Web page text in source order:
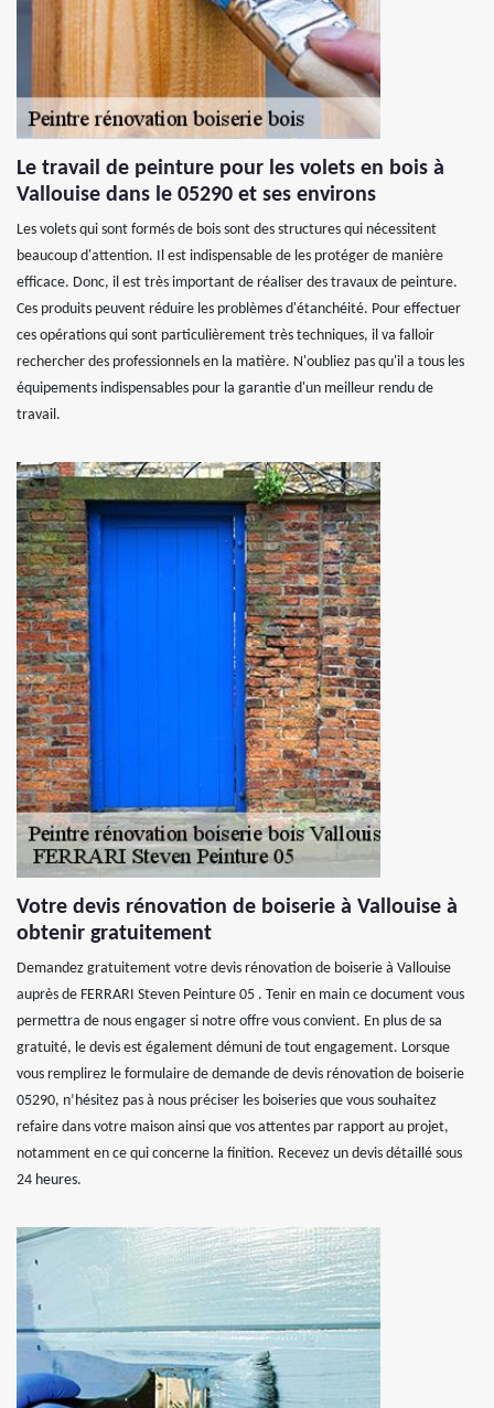
Le travail de peinture pour les volets en bois à
Vallouise dans le 05290 et ses environs
Les volets qui sont formés de bois sont des structures qui nécessitent
beaucoup d'attention. Il est indispensable de les protéger de manière
efficace. Donc, il est très important de réaliser des travaux de peinture.
Ces produits peuvent réduire les problèmes d'étanchéité. Pour effectuer
ces opérations qui sont particulièrement très techniques, il va falloir
rechercher des professionnels en la matière. N'oubliez pas qu'il a tous les
équipements indispensables pour la garantie d'un meilleur rendu de
travail.
Votre devis rénovation de boiserie à Vallouise à
obtenir gratuitement
Demandez gratuitement votre devis rénovation de boiserie à Vallouise
auprès de FERRARI Steven Peinture 05 . Tenir en main ce document vous
permettra de nous engager si notre offre vous convient. En plus de sa
gratuité, le devis est également démuni de tout engagement. Lorsque
vous remplirez le formulaire de demande de devis rénovation de boiserie
05290, n’hésitez pas à nous préciser les boiseries que vous souhaitez
refaire dans votre maison ainsi que vos attentes par rapport au projet,
notamment en ce qui concerne la finition. Recevez un devis détaillé sous
24 heures.